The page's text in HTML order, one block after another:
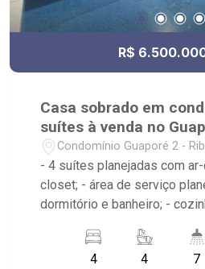
R$
Casa sobrado em
suítes à venda no
Condomínio Guaporé 2 -
- 4 suítes planejadas com
closet; - área de serviço
dormitório e banheiro; -
churrasqueira; - cozinha
despensa; - escritório; -
4 4 7